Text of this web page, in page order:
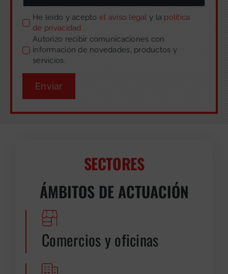
He leído y acepto el aviso legaly la política
de privacidad .
Autorizo recibir comunicaciones con
información de novedades, productos y
servicios.
Enviar
SECTORES
ÁMBITOS DE ACTUACIÓN
Comercios y oficinas